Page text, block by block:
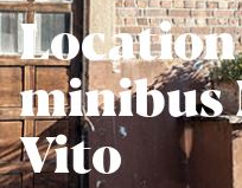
minibus
Vito